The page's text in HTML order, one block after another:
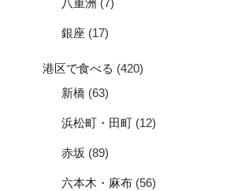
八重洲 (7)
銀座 (17)
港区で食べる (420)
新橋 (63)
浜松町・田町 (12)
赤坂 (89)
六本木・麻布 (56)